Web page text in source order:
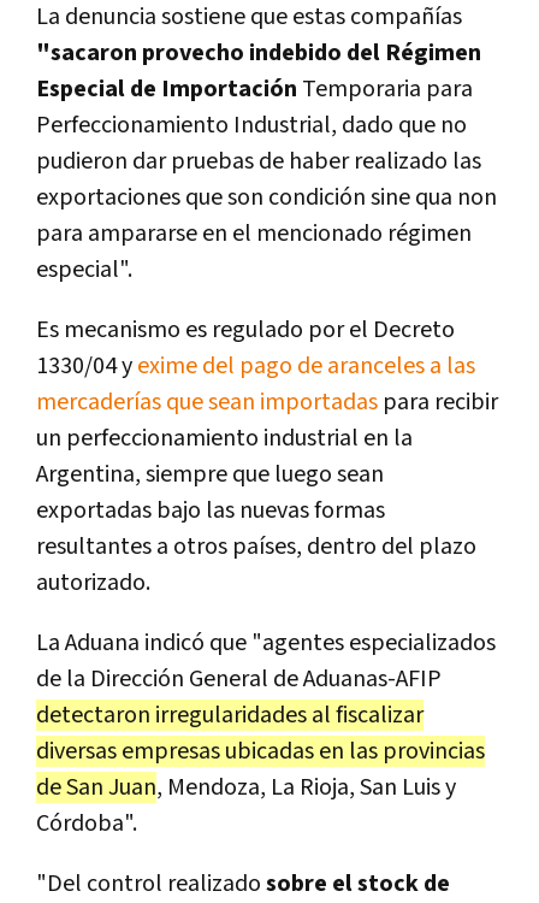
La denuncia sostiene que estas compañías
"sacaron provecho indebido del Régimen
Especial de Importación Temporaria para
Perfeccionamiento Industrial, dado que no
pudieron dar pruebas de haber realizado las
exportaciones que son condición sine qua non
para ampararse en el mencionado régimen
especial".
Es mecanismo es regulado por el Decreto
1330/04 yexime del pago de aranceles a las
mercaderías que sean importadas para recibir
un perfeccionamiento industrial en la
Argentina, siempre que luego sean
exportadas bajo las nuevas formas
resultantes a otros países, dentro del plazo
autorizado.
La Aduana indicó que "agentes especializados
de la Dirección General de Aduanas-AFIP
detectaron irregularidades al fiscalizar
diversas empresas ubicadas en las provincias
de San Juan, Mendoza, La Rioja, San Luis y
Córdoba".
"Del control realizadosobre el stock de